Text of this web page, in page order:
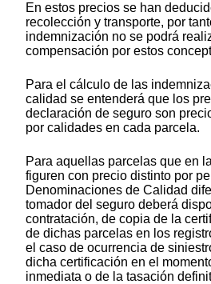
En estos precios se han
recolección y transporte, por
indemnización no se podrá
compensación por estos
Para el cálculo de las
calidad se entenderá que los
declaración de seguro son
por calidades en cada parcela.
Para aquellas parcelas que en
figuren con precio distinto por
Denominaciones de Calidad
tomador del seguro deberá
contratación, de copia de la
de dichas parcelas en los
el caso de ocurrencia de
dicha certificación en el
inmediata o de la tasación